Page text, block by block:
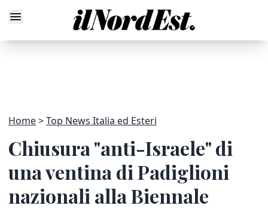
Home Top News Italia ed Esteri
Chiusura "anti-Israele" di
una ventina di Padiglioni
nazionali alla Biennale